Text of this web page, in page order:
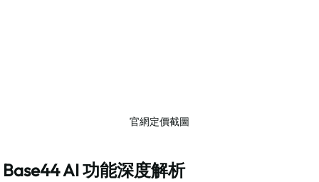
官網定價截圖
Base44 AI 功能深度解析